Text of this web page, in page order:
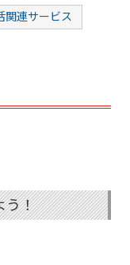
関連サービス
う！